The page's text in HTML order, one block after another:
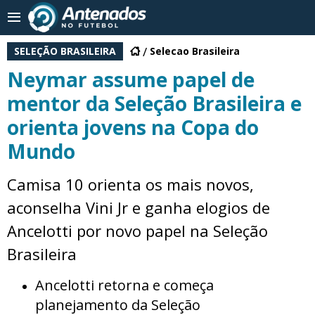
SELEÇÃO BRASILEIRA Selecao Brasileira
Neymar assume papel de
mentor da Seleção Brasileira e
orienta jovens na Copa do
Mundo
Camisa 10 orienta os mais novos,
aconselha Vini Jr e ganha elogios de
Ancelotti por novo papel na Seleção
Brasileira
Ancelotti retorna e começa
planejamento da Seleção